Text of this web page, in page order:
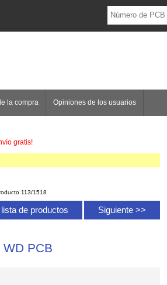
la compra Opiniones de los usuarios
gratis!
113/1518
de productos Siguiente >>
PCB